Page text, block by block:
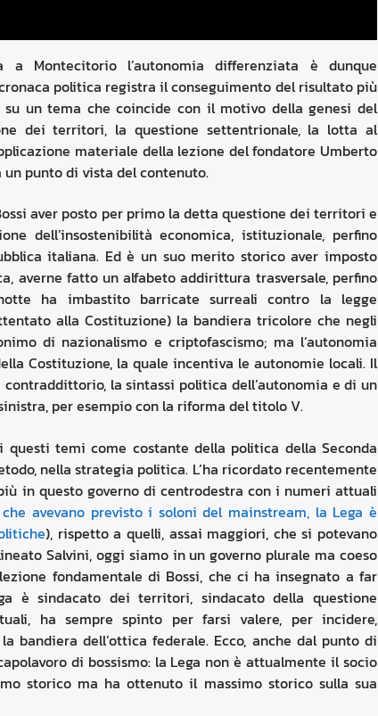
Montecitorio l’autonomia differenziata è dunque
politica registra il conseguimento del risultato più
un tema che coincide con il motivo della genesi del
dei territori, la questione settentrionale, la lotta al
materiale della lezione del fondatore Umberto
punto di vista del contenuto.
aver posto per primo la detta questione dei territori e
dell’insostenibilità economica, istituzionale, perfino
italiana. Ed è un suo merito storico aver imposto
averne fatto un alfabeto addirittura trasversale, perfino
ha imbastito barricate surreali contro la legge
alla Costituzione) la bandiera tricolore che negli
di nazionalismo e criptofascismo; ma l’autonomia
Costituzione, la quale incentiva le autonomie locali. Il
la sintassi politica dell’autonomia e di un
per esempio con la riforma del titolo V.
temi come costante della politica della Seconda
nella strategia politica. L’ha ricordato recentemente
in questo governo di centrodestra con i numeri attuali
avevano previsto i soloni del mainstream, la Lega è
), rispetto a quelli, assai maggiori, che si potevano
Salvini, oggi siamo in un governo plurale ma coeso
fondamentale di Bossi, che ci ha insegnato a far
è sindacato dei territori, sindacato della questione
ha sempre spinto per farsi valere, per incidere,
bandiera dell’ottica federale. Ecco, anche dal punto di
di bossismo: la Lega non è attualmente il socio
storico ma ha ottenuto il massimo storico sulla sua